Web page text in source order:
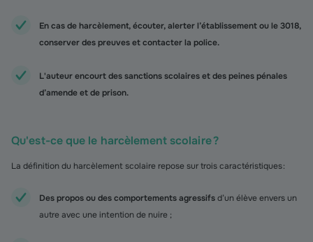
En cas de harcèlement, écouter, alerter l’établissement ou le 3018,
conserver des preuves et contacter la police.
L'auteur encourt des sanctions scolaires et des peines pénales
d’amende et de prison.
Qu'est-ce que le harcèlement scolaire ?
La définition du harcèlement scolaire repose sur trois caractéristiques :
Des propos ou des comportements agressifsd’un élève envers un
autre avec une intention de nuire ;